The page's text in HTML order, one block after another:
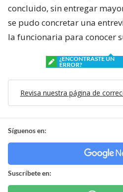
concluido, sin entregar
se pudo concretar una
la funcionaria para conocer
¿ENCONTRASTE UN
ERROR?
Revisa nuestra página de
Síguenos en:
Suscríbete en: